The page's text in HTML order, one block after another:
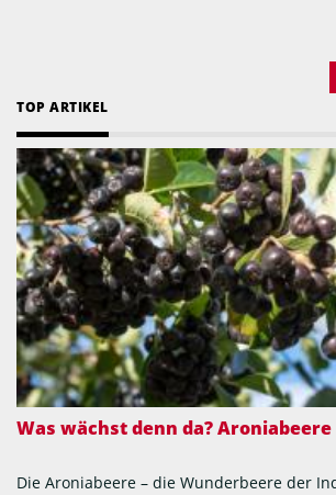
TOP ARTIKEL
Was wächst denn da? Aroniabeere
Die Aroniabeere – die Wunderbeere der